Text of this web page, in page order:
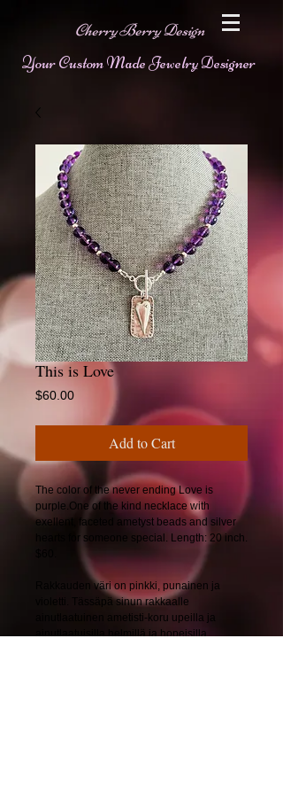
Cherry Berry Design
Your Custom Made Jewelry Designer
This is Love
$60.00Price
Add to Cart
The color of the never ending Love is
purple.One of the kind necklace with
exellent, faceted ametyst beads and silver
hearts for someone special. Length: 20 inch.
Rakkauden väri on pinkki, punainen ja
violetti. Tässäpä sinun rakkaalle
ainutlaatuinen ametisti-koru upeilla ja
ainutlaatuisilla helmillä ja hopeisilla